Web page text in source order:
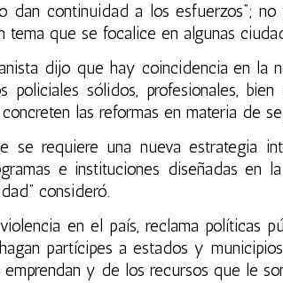
dan continuidad a los esfuerzos”; no
que se focalice en algunas
dijo que hay coincidencia en la
policiales sólidos, profesionales,
las reformas en materia de
se requiere una nueva estrategia
e instituciones diseñadas en
consideró.
en el país, reclama políticas
partícipes a estados y
y de los recursos que le